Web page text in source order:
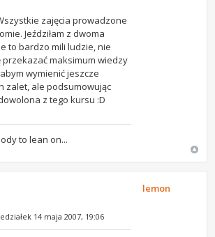
zajęcia prowadzone
Jeździłam z dwoma
to bardzo mili ludzie, nie
przekazać maksimum wiedzy
wymienić jeszcze
zalet, ale podsumowując
z tego kursu :D
to lean on...
14 maja 2007, 19:06
lemon